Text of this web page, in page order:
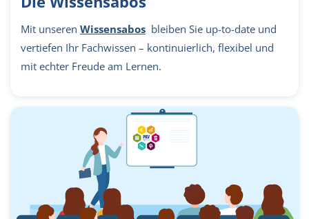
Mit unseren Wissensabos bleiben Sie up-to-date und
vertiefen Ihr Fachwissen – kontinuierlich, flexibel und
mit echter Freude am Lernen.